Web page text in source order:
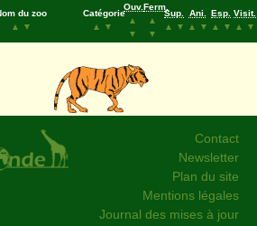
du zoo
▲
▼
Catégorie
▲
▼
Ouv.
▲
▼
Ferm.
▲
▼
Sup.
▲
▼
Ani.
▲
▼
Esp.
▲
▼
Visit.
▲
▼
Contact
Newsletter
Plan du site
Mentions légales
Journal des mises à jour